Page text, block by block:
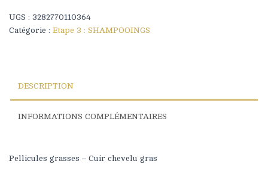
UGS : 3282770110364
Catégorie : Etape 3 : SHAMPOOINGS
DESCRIPTION
INFORMATIONS COMPLÉMENTAIRES
Pellicules grasses – Cuir chevelu gras